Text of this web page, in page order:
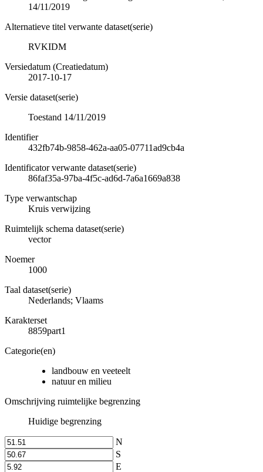
14/11/2019
Alternatieve titel verwante dataset(serie)
RVKIDM
Versiedatum (Creatiedatum)
2017-10-17
Versie dataset(serie)
Toestand 14/11/2019
Identifier
432fb74b-9858-462a-aa05-07711ad9cb4a
Identificator verwante dataset(serie)
86faf35a-97ba-4f5c-ad6d-7a6a1669a838
Type verwantschap
Kruis verwijzing
Ruimtelijk schema dataset(serie)
vector
Noemer
1000
Taal dataset(serie)
Nederlands; Vlaams
Karakterset
8859part1
Categorie(en)
landbouw en veeteelt
natuur en milieu
Omschrijving ruimtelijke begrenzing
Huidige begrenzing
N
S
E